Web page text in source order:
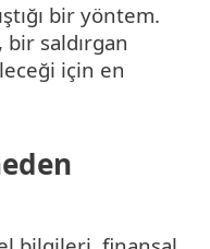
bir yöntem.
saldırgan
için en